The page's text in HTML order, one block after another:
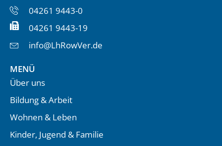
04261 9443-0
04261 9443-19
info@LhRowVer.de
MENÜ
Über uns
Bildung & Arbeit
Wohnen & Leben
Kinder, Jugend & Familie